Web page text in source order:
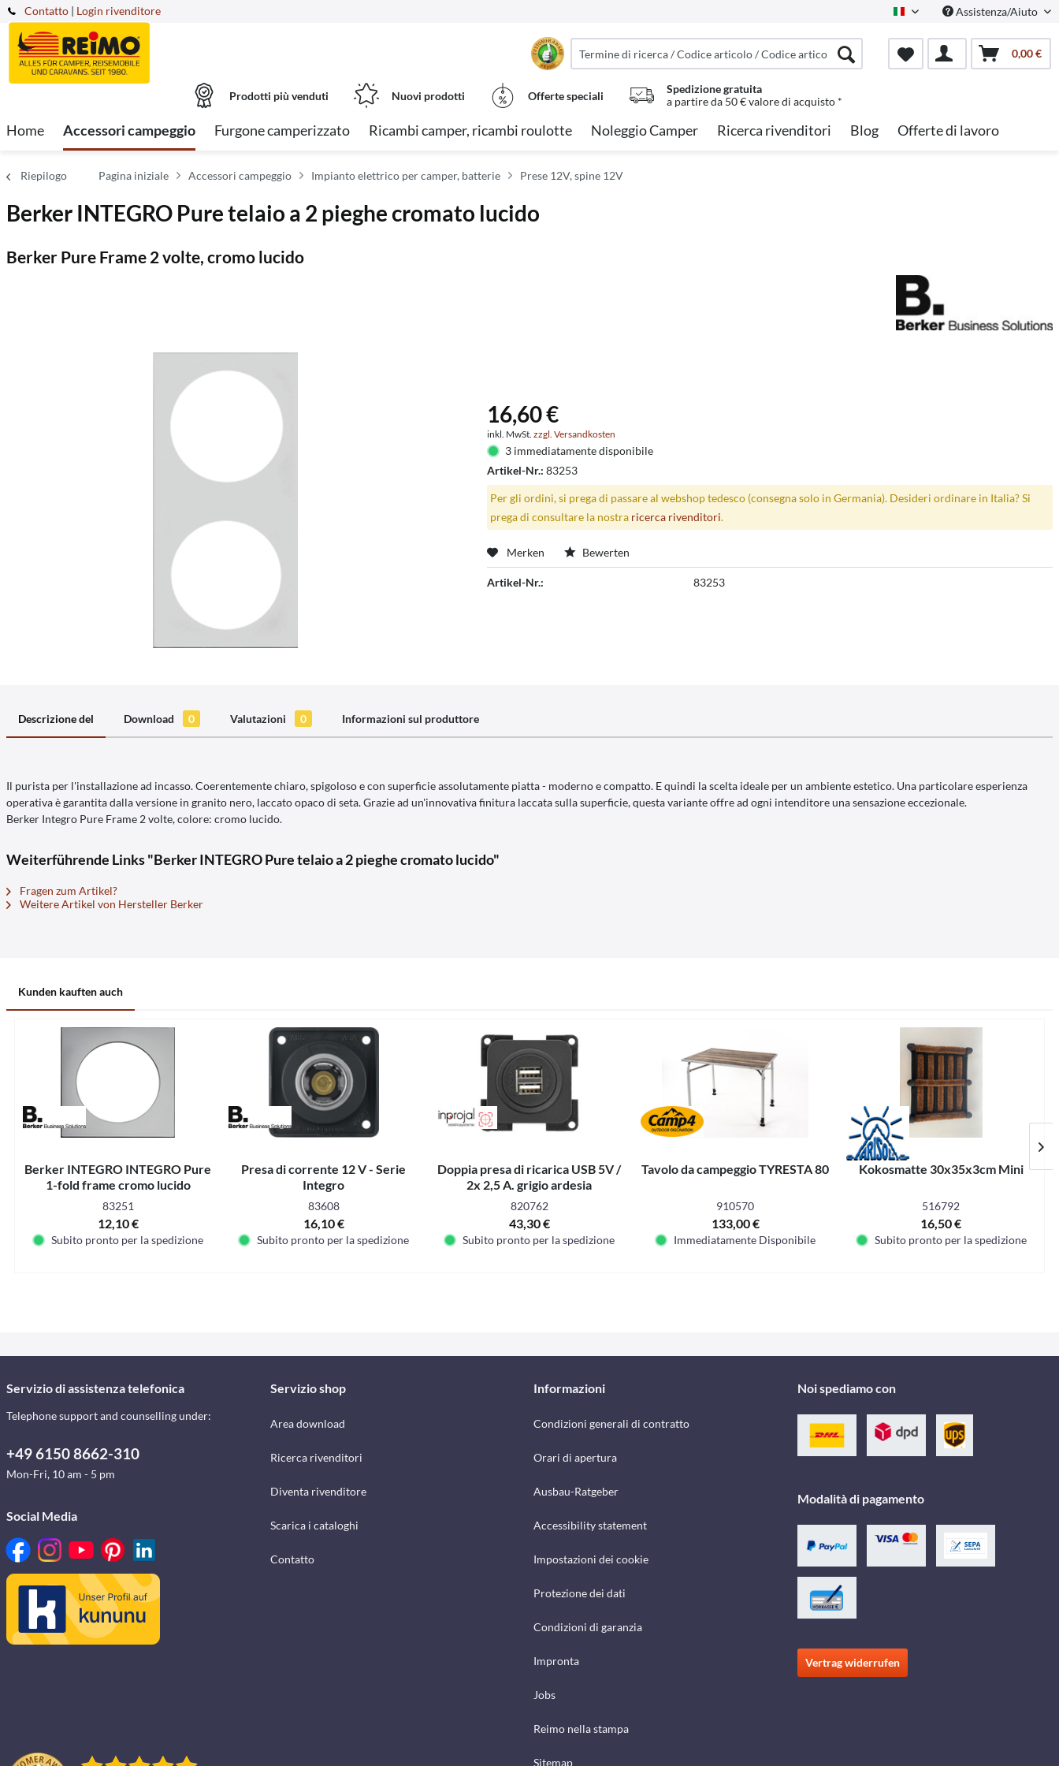
Contatto Italian Assistenza/Aiuto
| Login rivenditore
0,00 €
Prodotti più venduti Nuovi prodotti Offerte speciali
Spedizione gratuita
a partire da 50 € valore di acquisto *
Home Accessori campeggio Furgone camperizzato Ricambi camper, ricambi roulotte Noleggio Camper Ricerca rivenditori Blog Offerte di lavoro
Riepilogo Pagina iniziale Accessori campeggio Impianto elettrico per camper, batterie Prese 12V, spine 12V
Berker INTEGRO Pure telaio a 2 pieghe cromato lucido
Berker Pure Frame 2 volte, cromo lucido
16,60 €
inkl. MwSt. zzgl. Versandkosten
3 immediatamente disponibile
Artikel-Nr.: 83253
Per gli ordini, si prega di passare al webshop tedesco (consegna solo in Germania). Desideri ordinare in Italia? Si
prega di consultare la nostra ricerca rivenditori.
Merken Bewerten
Artikel-Nr.: 83253
Descrizione del Download 0 Valutazioni 0 Informazioni sul produttore
Il purista per l'installazione ad incasso. Coerentemente chiaro, spigoloso e con superficie assolutamente piatta - moderno e compatto. E quindi la scelta ideale per un ambiente estetico. Una particolare esperienza
operativa è garantita dalla versione in granito nero, laccato opaco di seta. Grazie ad un'innovativa finitura laccata sulla superficie, questa variante offre ad ogni intenditore una sensazione eccezionale.
Berker Integro Pure Frame 2 volte, colore: cromo lucido.
Weiterführende Links "Berker INTEGRO Pure telaio a 2 pieghe cromato lucido"
Fragen zum Artikel?
Weitere Artikel von Hersteller Berker
Kunden kauften auch
Berker INTEGRO INTEGRO Pure
1-fold frame cromo lucido
83251
12,10 €
Subito pronto per la spedizione
Presa di corrente 12 V - Serie
Integro
83608
16,10 €
Subito pronto per la spedizione
Doppia presa di ricarica USB 5V /
2x 2,5 A. grigio ardesia
820762
43,30 €
Subito pronto per la spedizione
Tavolo da campeggio TYRESTA 80
910570
133,00 €
Immediatamente Disponibile
Kokosmatte 30x35x3cm Mini
516792
16,50 €
Subito pronto per la spedizione
Servizio di assistenza telefonica
Telephone support and counselling under:
+49 6150 8662-310
Mon-Fri, 10 am - 5 pm
Social Media
Servizio shop
Area download
Ricerca rivenditori
Diventa rivenditore
Scarica i cataloghi
Contatto
Informazioni
Condizioni generali di contratto
Orari di apertura
Ausbau-Ratgeber
Accessibility statement
Impostazioni dei cookie
Protezione dei dati
Condizioni di garanzia
Impronta
Jobs
Reimo nella stampa
Sitemap
Noi spediamo con
Modalità di pagamento
Vertrag widerrufen